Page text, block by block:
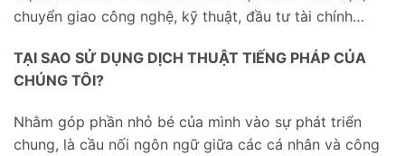
chuyển giao công nghệ, kỹ thuật, đầu tư tài chính…
TẠI SAO SỬ DỤNG DỊCH THUẬT TIẾNG PHÁP CỦA
CHÚNG TÔI?
Nhằm góp phần nhỏ bé của mình vào sự phát triển
chung, là cầu nối ngôn ngữ giữa các cá nhân và công